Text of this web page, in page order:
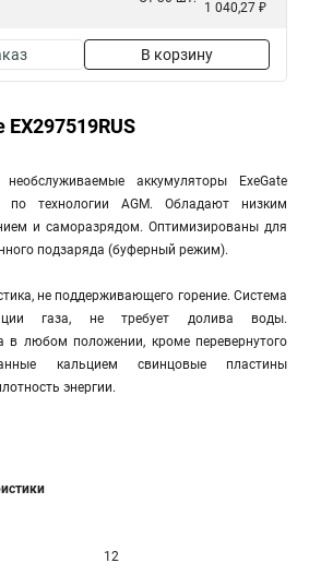
1 040,27 ₽
В корзину
необслуживаемые аккумуляторы ExeGate
по технологии AGM. Обладают низким
и саморазрядом. Оптимизированы для
подзаряда (буферный режим).
не поддерживающего горение. Система
газа, не требует долива воды.
в любом положении, кроме перевернутого
кальцием свинцовые пластины
энергии.
12